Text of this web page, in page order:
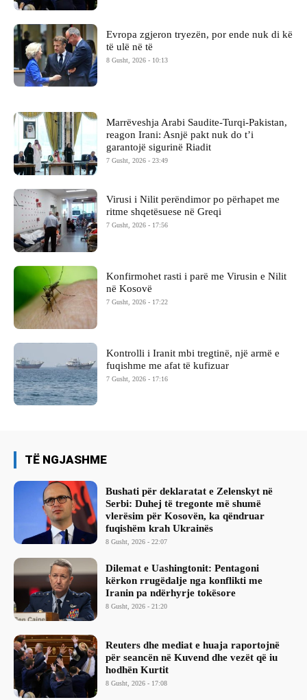
Evropa zgjeron tryezën, por ende nuk di kë
të ulë në të
8 Gusht, 2026 - 10:13
Marrëveshja Arabi Saudite-Turqi-Pakistan,
reagon Irani: Asnjë pakt nuk do t’i
garantojë sigurinë Riadit
7 Gusht, 2026 - 23:49
Virusi i Nilit perëndimor po përhapet me
ritme shqetësuese në Greqi
7 Gusht, 2026 - 17:56
Konfirmohet rasti i parë me Virusin e Nilit
në Kosovë
7 Gusht, 2026 - 17:22
Kontrolli i Iranit mbi tregtinë, një armë e
fuqishme me afat të kufizuar
7 Gusht, 2026 - 17:16
TË NGJASHME
Bushati për deklaratat e Zelenskyt në
Serbi: Duhej të tregonte më shumë
vlerësim për Kosovën, ka qëndruar
fuqishëm krah Ukrainës
8 Gusht, 2026 - 22:07
Dilemat e Uashingtonit: Pentagoni
kërkon rrugëdalje nga konflikti me
Iranin pa ndërhyrje tokësore
8 Gusht, 2026 - 21:20
Reuters dhe mediat e huaja raportojnë
për seancën në Kuvend dhe vezët që iu
hodhën Kurtit
8 Gusht, 2026 - 17:08